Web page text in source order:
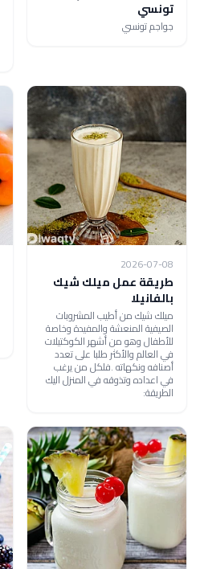
تونسي
جواجم تونسي
2026-07-08
طريقة عمل ميلك شيك
بالفانيلا
ميلك شيك من أطيب المشروبات
الصيفية المنعشة والمفيدة وخاصة
للأطفال وهو من أشهر الكوكتيلات
في العالم والأكثر طلبا على تعدد
أصنافه ونكهاته .فلكل من يرغب
في اعداده وتذوقه في المنزل اليك
الطريقة: